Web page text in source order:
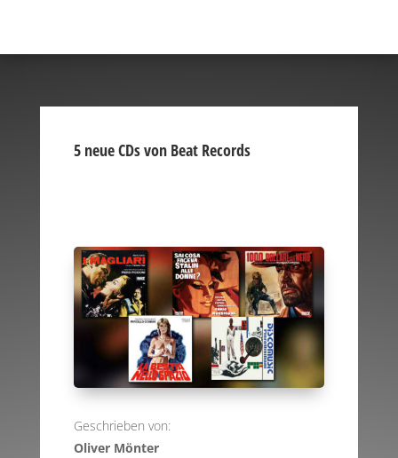
5 neue CDs von Beat Records
Geschrieben von:
Oliver Mönter